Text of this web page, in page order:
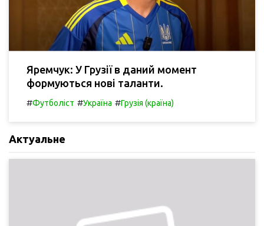
Яремчук: У Грузії в даний момент
формуються нові таланти.
#Футболіст #Україна #Грузія (країна)
Актуальне